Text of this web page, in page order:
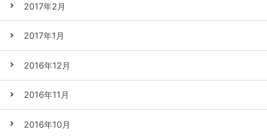
2017年2月
2017年1月
2016年12月
2016年11月
2016年10月